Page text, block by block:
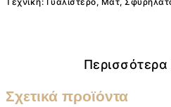
Περισσότερα
Σχετικά προϊόντα